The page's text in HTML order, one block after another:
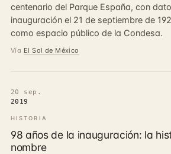
centenario del Parque España, con
inauguración el 21 de septiembre de
como espacio público de la Condesa.
Vía El Sol de México
20 sep.
2019
HISTORIA
98 años de la inauguración: la
nombre